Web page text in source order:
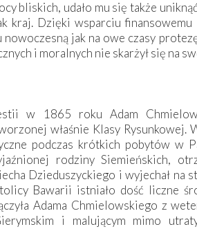
bliskich, udało mu się także
kraj. Dzięki wsparciu
jak na owe czasy
i moralnych nie skarżył się na
w 1865 roku Adam
właśnie Klasy Rysunkowej.
podczas krótkich pobytów w
rodziny Siemieńskich,
Dzieduszyckiego i wyjechał na
Bawarii istniało dość liczne
Adama Chmielowskiego z
i malującym mimo